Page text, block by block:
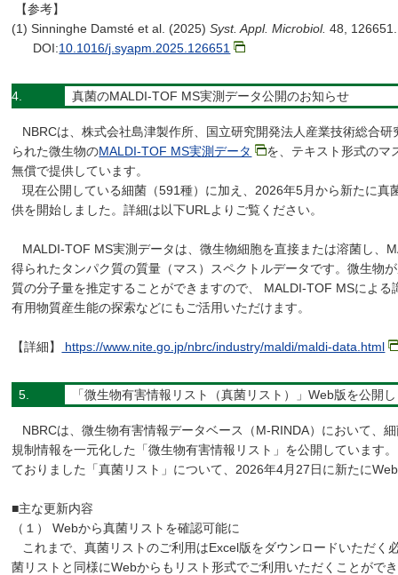
【参考】
(1) Sinninghe Damsté et al. (2025)Syst. Appl. Microbiol. 48, 126651.
DOI:10.1016/j.syapm.2025.126651
4. 真菌のMALDI-TOF MS実測データ公開のお知らせ
NBRCは、株式会社島津製作所、国立研究開発法人産業技術総合研
られた微生物のMALDI-TOF MS実測データ
を、テキスト形式のマ
無償で提供しています。
現在公開している細菌（591種）に加え、2026年5月から新たに真
供を開始しました。詳細は以下URLよりご覧ください。
MALDI-TOF MS実測データは、微生物細胞を直接または溶菌し、
得られたタンパク質の質量（マス）スペクトルデータです。微生物
質の分子量を推定することができますので、 MALDI-TOF MSによる
有用物質産生能の探索などにもご活用いただけます。
【詳細】 https://www.nite.go.jp/nbrc/industry/maldi/maldi-data.html
5. 「微生物有害情報リスト（真菌リスト）」Web版を公開
NBRCは、微生物有害情報データベース（M-RINDA）において、
規制情報を一元化した「微生物有害情報リスト」を公開しています
ておりました「真菌リスト」について、2026年4月27日に新たに
■主な更新内容
（１） Webから真菌リストを確認可能に
これまで、真菌リストのご利用はExcel版をダウンロードいただく
菌リストと同様にWebからもリスト形式でご利用いただくことがで